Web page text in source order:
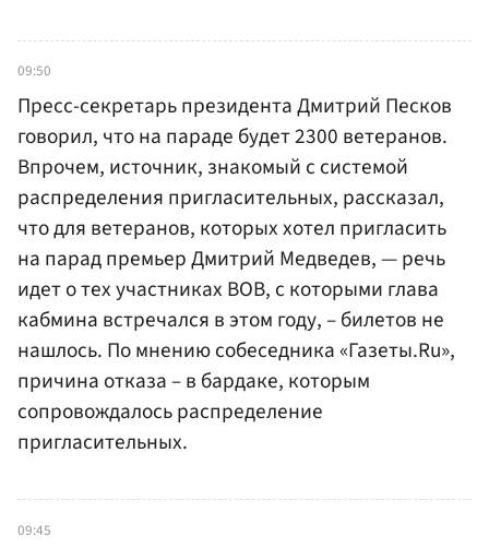
09:50
Пресс-секретарь президента Дмитрий Песков
говорил, что на параде будет 2300 ветеранов.
Впрочем, источник, знакомый с системой
распределения пригласительных, рассказал,
что для ветеранов, которых хотел пригласить
на парад премьер Дмитрий Медведев, — речь
идет о тех участниках ВОВ, с которыми глава
кабмина встречался в этом году, – билетов не
нашлось. По мнению собеседника «Газеты.Ru»,
причина отказа – в бардаке, которым
сопровождалось распределение
пригласительных.
09:45